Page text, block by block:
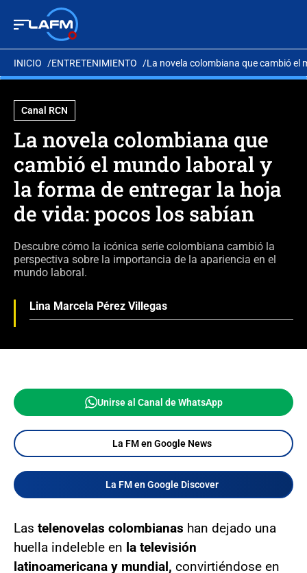
INICIO ENTRETENIMIENTO La novela colombiana que cambió el
Canal RCN
La novela colombiana que
cambió el mundo laboral y
la forma de entregar la hoja
de vida: pocos los sabían
Descubre cómo la icónica serie colombiana cambió la
perspectiva sobre la importancia de la apariencia en el
mundo laboral.
Lina Marcela Pérez Villegas
Unirse al Canal de WhatsApp
La FM en Google News
La FM en Google Discover
Las telenovelas colombianas han dejado una
huella indeleble en la televisión
latinoamericana y mundial, convirtiéndose en